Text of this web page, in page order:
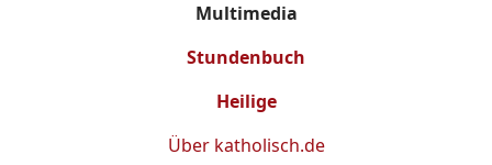
Multimedia
Stundenbuch
Heilige
Über katholisch.de